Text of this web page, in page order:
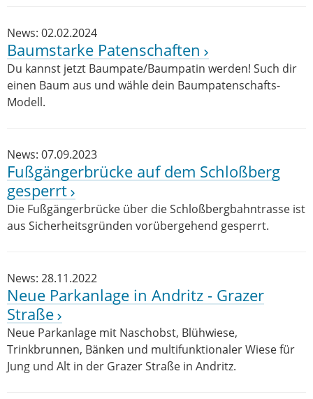
News: 02.02.2024
Baumstarke Patenschaften
Du kannst jetzt Baumpate/Baumpatin werden! Such dir
einen Baum aus und wähle dein Baumpatenschafts-
Modell.
News: 07.09.2023
Fußgängerbrücke auf dem Schloßberg
gesperrt
Die Fußgängerbrücke über die Schloßbergbahntrasse ist
aus Sicherheitsgründen vorübergehend gesperrt.
News: 28.11.2022
Neue Parkanlage in Andritz - Grazer
Straße
Neue Parkanlage mit Naschobst, Blühwiese,
Trinkbrunnen, Bänken und multifunktionaler Wiese für
Jung und Alt in der Grazer Straße in Andritz.